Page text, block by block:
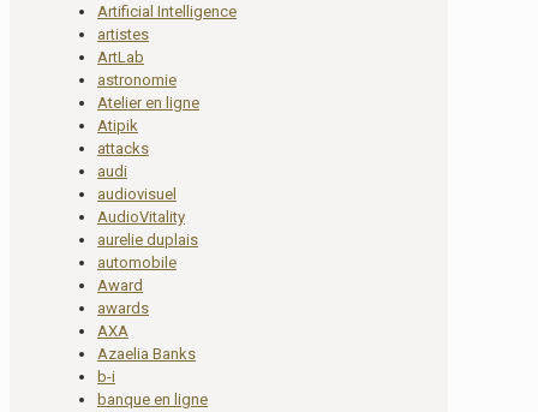
Artificial Intelligence
artistes
ArtLab
astronomie
Atelier en ligne
Atipik
attacks
audi
audiovisuel
AudioVitality
aurelie duplais
automobile
Award
awards
AXA
Azaelia Banks
b-i
banque en ligne